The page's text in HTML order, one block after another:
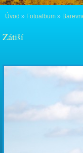
Úvod » Fotoalbum »
Zátiší